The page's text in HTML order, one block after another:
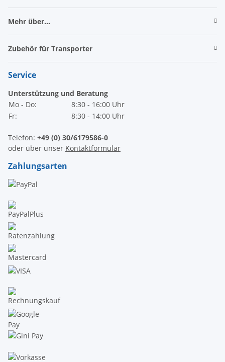
Mehr über...
Zubehör für Transporter
Service
Unterstützung und Beratung
Mo - Do:
8:30 - 16:00 Uhr
Fr:
8:30 - 14:00 Uhr
Telefon: +49 (0) 30/6179586-0
oder über unser Kontaktformular
Zahlungsarten